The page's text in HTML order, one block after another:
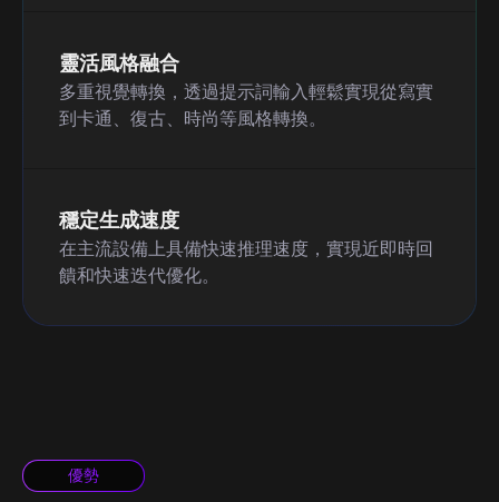
靈活風格融合
多重視覺轉換，透過提示詞輸入輕鬆實現從寫實
到卡通、復古、時尚等風格轉換。
穩定生成速度
在主流設備上具備快速推理速度，實現近即時回
饋和快速迭代優化。
優勢